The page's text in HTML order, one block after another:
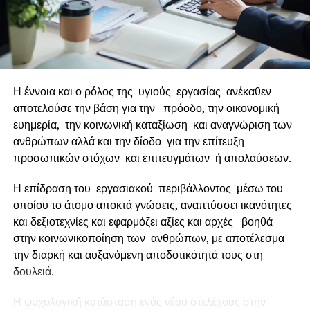
τους και προς τον αποδοτικότερο εαυτό τους!Που
επιθυμούν να έχουν μια πιο εύκολη καθημερινότητα, με
λιγότερη πίεση και ακόμη πιο παρακινημένους
συνεργάτες.
Ακόμη πιο συγκεκριμένα, το πρόγραμμα ταιριάζει σε
επιχειρήσεις από κλάδους με ένταση γνώσηςόπως
πληροφορικής, παραγωγής και μεταποίησης
εξειδικευμένων προϊόντων και παροχής υπηρεσιών κάθε
τύπου, καθώς και σε ηγετικά στελέχη και CEOs από
λιανεμπόριο, εστίαση, παραγωγής τροφίμων, βαριά
βιομηχανία, εξόρυξης ορυκτού πλούτου κα.
Χάρη στη μεθοδολογία που ακολουθείται στα
προγράμματα Ανάπτυξης και Ενίσχυσης δεξιοτήτων
Ηγεσίας και Μετάλλαξης Εμπειρίας Πωλήσεων της
που ήταν συμμετέχοντες στα προγράμματα, κατέγραψαν
Η έννοια και ο ρόλος της υγιούς εργασίας ανέκαθεν
αποτελούσε την βάση για την πρόοδο, την οικονομική
ευημερία, την κοινωνική καταξίωση και αναγνώριση των
ανθρώπων αλλά και την δίοδο για την επίτευξη
προσωπικών στόχων και επιτευγμάτων ή απολαύσεων.
Η επίδραση του εργασιακού περιβάλλοντος μέσω του
οποίου το άτομο αποκτά γνώσεις, αναπτύσσει ικανότητες
και δεξιοτεχνίες και εφαρμόζει αξίες και αρχές βοηθά
στην κοινωνικοποίηση των ανθρώπων, με αποτέλεσμα
την διαρκή και αυξανόμενη αποδοτικότητά τους στη
δουλειά.
Η ψυχολογική κατάσταση ενός νέου στελέχους στην